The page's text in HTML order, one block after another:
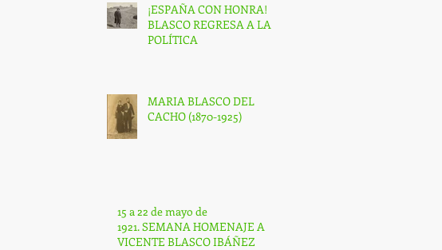
¡ESPAÑA CON HONRA!
BLASCO REGRESA A LA
POLÍTICA
MARIA BLASCO DEL
CACHO (1870-1925)
15 a 22 de mayo de
1921. SEMANA HOMENAJE A
VICENTE BLASCO IBÁÑEZ